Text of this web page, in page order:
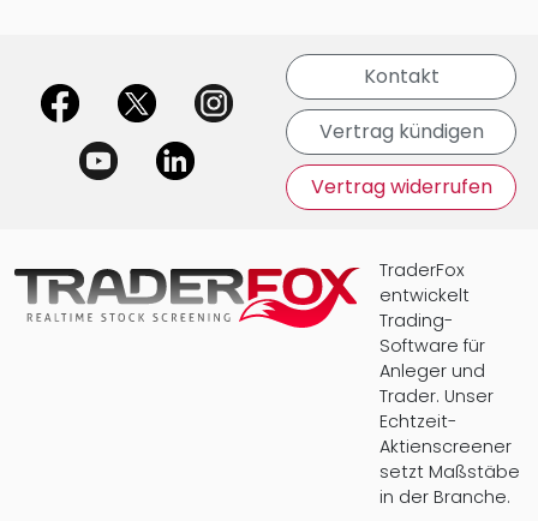
offizielle Social Media-Accounts
Kontakt
Vertrag kündigen
Vertrag widerrufen
TraderFox
entwickelt
Trading-
Software für
Anleger und
Trader. Unser
Echtzeit-
Aktienscreener
setzt Maßstäbe
in der Branche.